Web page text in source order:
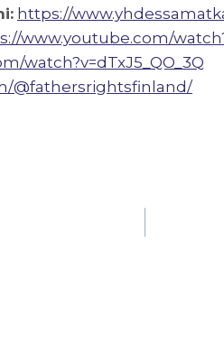
https://
www.youtube.com/
watch?v=dTxJ5_QO_3Q
@fathersrightsfinland/